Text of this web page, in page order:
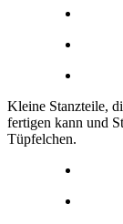
Kleine Stanzteile,
fertigen kann und
Tüpfelchen.